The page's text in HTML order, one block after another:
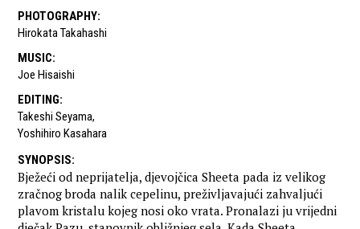
PHOTOGRAPHY:
Hirokata Takahashi
MUSIC:
Joe Hisaishi
EDITING:
Takeshi Seyama,
Yoshihiro Kasahara
SYNOPSIS:
Bježeći od neprijatelja, djevojčica Sheeta pada iz velikog
zračnog broda nalik cepelinu, preživljavajući zahvaljući
plavom kristalu kojeg nosi oko vrata. Pronalazi ju vrijedni